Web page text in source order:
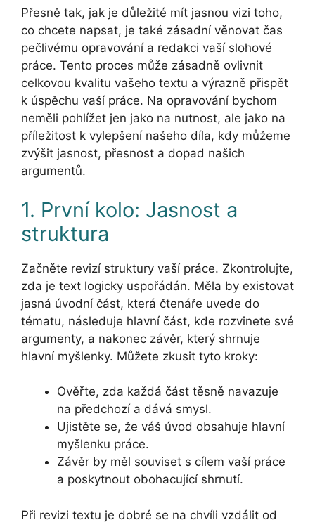
Přesně tak, jak je důležité mít jasnou vizi toho,
co chcete napsat, je také zásadní věnovat čas
pečlivému opravování a redakci vaší slohové
práce. Tento proces může zásadně ovlivnit
celkovou kvalitu vašeho textu a výrazně přispět
k úspěchu vaší práce. Na opravování bychom
neměli pohlížet jen jako na nutnost, ale jako na
příležitost k vylepšení našeho díla, kdy můžeme
zvýšit jasnost, přesnost a dopad našich
argumentů.
1. První kolo: Jasnost a
struktura
Začněte revizí struktury vaší práce. Zkontrolujte,
zda je text logicky uspořádán. Měla by existovat
jasná úvodní část, která čtenáře uvede do
tématu, následuje hlavní část, kde rozvinete své
argumenty, a nakonec závěr, který shrnuje
hlavní myšlenky. Můžete zkusit tyto kroky:
Ověřte, zda každá část těsně navazuje
na předchozí a dává smysl.
Ujistěte se, že váš úvod obsahuje hlavní
myšlenku práce.
Závěr by měl souviset s cílem vaší práce
a poskytnout obohacující shrnutí.
Při revizi textu je dobré se na chvíli vzdálit od